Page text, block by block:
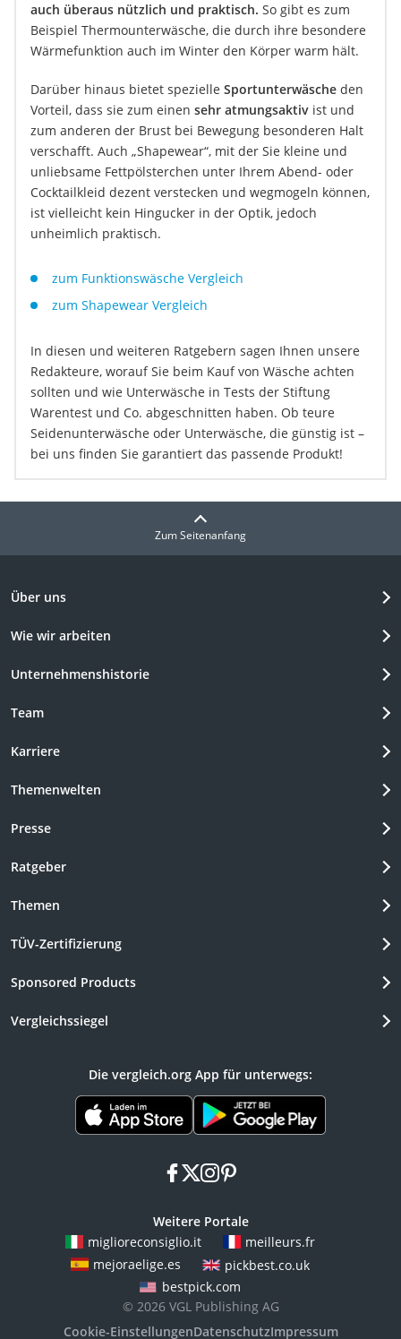
auch überaus nützlich und praktisch. So gibt es zum
Beispiel Thermounterwäsche, die durch ihre besondere
Wärmefunktion auch im Winter den Körper warm hält.
Darüber hinaus bietet spezielle Sportunterwäsche den
Vorteil, dass sie zum einen sehr atmungsaktiv ist und
zum anderen der Brust bei Bewegung besonderen Halt
verschafft. Auch „Shapewear“, mit der Sie kleine und
unliebsame Fettpölsterchen unter Ihrem Abend- oder
Cocktailkleid dezent verstecken und wegmogeln können,
ist vielleicht kein Hingucker in der Optik, jedoch
unheimlich praktisch.
zum Funktionswäsche Vergleich
zum Shapewear Vergleich
In diesen und weiteren Ratgebern sagen Ihnen unsere
Redakteure, worauf Sie beim Kauf von Wäsche achten
sollten und wie Unterwäsche in Tests der Stiftung
Warentest und Co. abgeschnitten haben. Ob teure
Seidenunterwäsche oder Unterwäsche, die günstig ist –
bei uns finden Sie garantiert das passende Produkt!
Zum Seitenanfang
Über uns
Wie wir arbeiten
Unternehmenshistorie
Team
Karriere
Themenwelten
Presse
Ratgeber
Themen
TÜV-Zertifizierung
Sponsored Products
Vergleichssiegel
Die vergleich.org App für unterwegs:
facebook
x instagram
pinterest
Weitere Portale
miglioreconsiglio.it
meilleurs.fr
mejoraelige.es
pickbest.co.uk
bestpick.com
© 2026 VGL Publishing AG
Cookie-EinstellungenDatenschutzImpressum